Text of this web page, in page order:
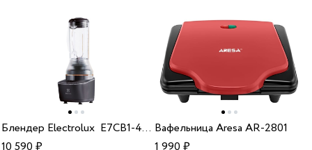
Блендер Electrolux E7CB1-4GB
10 590₽
Вафельница Aresa AR-2801
1 990₽